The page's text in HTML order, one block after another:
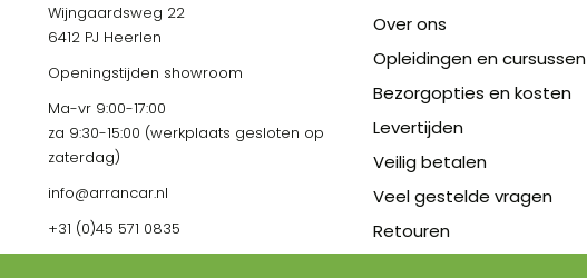
Wijngaardsweg 22
6412 PJ Heerlen
Openingstijden showroom
Ma-vr 9:00-17:00
za 9:30-15:00 (werkplaats gesloten op
zaterdag)
info@arrancar.nl
+31 (0)45 571 0835
Over ons
Opleidingen en cursussen
Bezorgopties en kosten
Levertijden
Veilig betalen
Veel gestelde vragen
Retouren